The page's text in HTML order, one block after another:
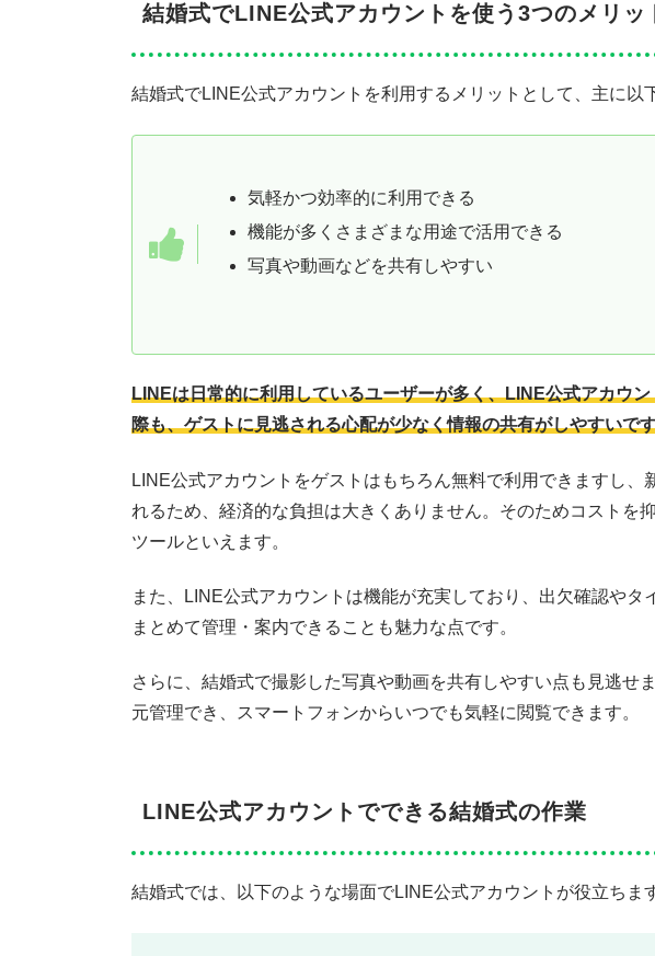
結婚式でLINE公式アカウントを使う3つのメリッ
結婚式でLINE公式アカウントを利用するメリットとして、主に以
気軽かつ効率的に利用できる
機能が多くさまざまな用途で活用できる
写真や動画などを共有しやすい
LINEは日常的に利用しているユーザーが多く、LINE公式アカウ
際も、ゲストに見逃される心配が少なく情報の共有がしやすいで
LINE公式アカウントをゲストはもちろん無料で利用できますし、
れるため、経済的な負担は大きくありません。そのためコストを
ツールといえます。
また、LINE公式アカウントは機能が充実しており、出欠確認やタ
まとめて管理・案内できることも魅力な点です。
さらに、結婚式で撮影した写真や動画を共有しやすい点も見逃せ
元管理でき、スマートフォンからいつでも気軽に閲覧できます。
LINE公式アカウントでできる結婚式の作業
結婚式では、以下のような場面でLINE公式アカウントが役立ちま